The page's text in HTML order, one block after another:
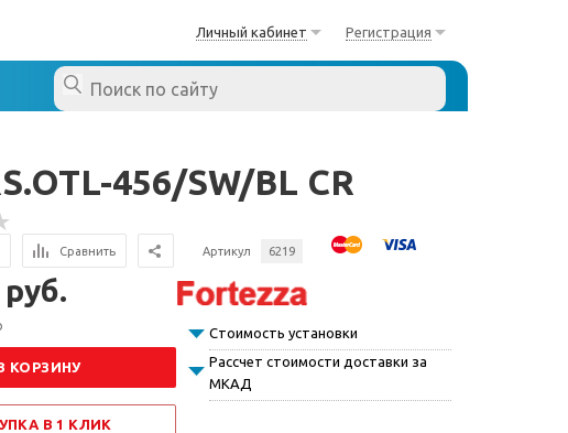
Личный кабинет Регистрация
456/SW/BL CR
Сравнить Артикул 6219
КОРЗИНУ
В 1 КЛИК
Стоимость установки
Рассчет стоимости доставки за
МКАД